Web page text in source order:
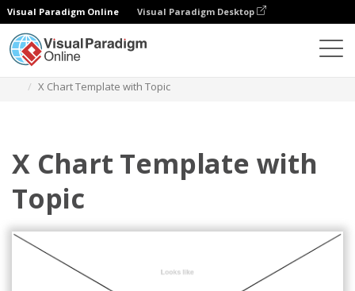
Visual Paradigm Online Visual Paradigm Desktop
X Chart Template with Topic
X Chart Template with
Topic